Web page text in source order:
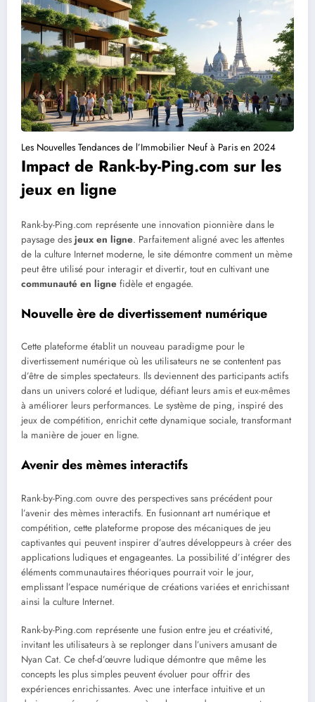
Les Nouvelles Tendances de l’Immobilier Neuf à Paris en 2024
Impact de Rank-by-Ping.com sur les
jeux en ligne
Rank-by-Ping.com représente une innovation pionnière dans le
paysage des jeux en ligne. Parfaitement aligné avec les attentes
de la culture Internet moderne, le site démontre comment un mème
peut être utilisé pour interagir et divertir, tout en cultivant une
communauté en ligne fidèle et engagée.
Nouvelle ère de divertissement numérique
Cette plateforme établit un nouveau paradigme pour le
divertissement numérique où les utilisateurs ne se contentent pas
d’être de simples spectateurs. Ils deviennent des participants actifs
dans un univers coloré et ludique, défiant leurs amis et eux-mêmes
à améliorer leurs performances. Le système de ping, inspiré des
jeux de compétition, enrichit cette dynamique sociale, transformant
la manière de jouer en ligne.
Avenir des mèmes interactifs
Rank-by-Ping.com ouvre des perspectives sans précédent pour
l’avenir des mèmes interactifs. En fusionnant art numérique et
compétition, cette plateforme propose des mécaniques de jeu
captivantes qui peuvent inspirer d’autres développeurs à créer des
applications ludiques et engageantes. La possibilité d’intégrer des
éléments communautaires théoriques pourrait voir le jour,
emplissant l’espace numérique de créations variées et enrichissant
ainsi la culture Internet.
Rank-by-Ping.com représente une fusion entre jeu et créativité,
invitant les utilisateurs à se replonger dans l’univers amusant de
Nyan Cat. Ce chef-d’œuvre ludique démontre que même les
concepts les plus simples peuvent évoluer pour offrir des
expériences enrichissantes. Avec une interface intuitive et un